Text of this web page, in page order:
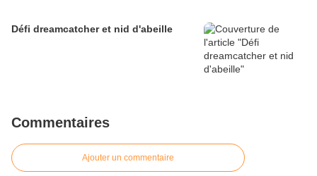
Défi dreamcatcher et nid d'abeille
Commentaires
Ajouter un commentaire